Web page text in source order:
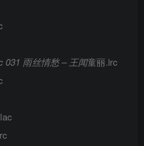
031 雨丝情愁 – 王闻童丽.lrc